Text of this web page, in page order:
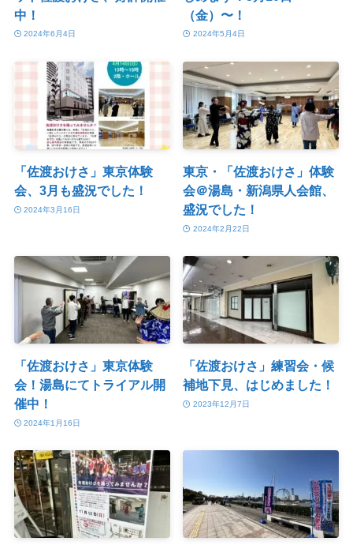
中！
2024年6月4日
（金）〜！
2024年5月4日
「佐渡おけさ」東京体験
会、3月も盛況でした！
2024年3月16日
東京・「佐渡おけさ」体験
会＠湯島・新潟県人会館、
盛況でした！
2024年2月22日
「佐渡おけさ」東京体験
会！湯島にてトライアル開
催中！
2024年1月16日
「佐渡おけさ」練習会・候
補地下見、はじめました！
2023年12月7日